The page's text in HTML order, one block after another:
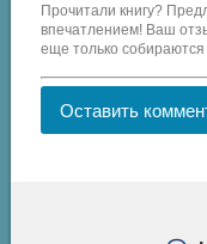
Прочитали книгу?
впечатлением! Ваш
еще только
Оставить